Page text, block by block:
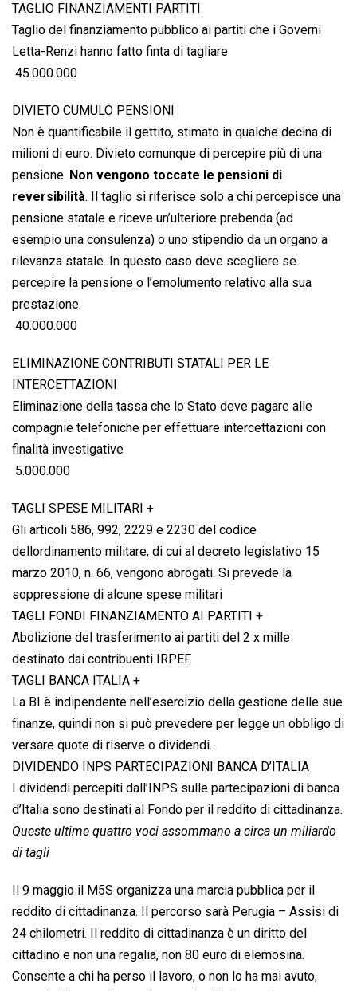
TAGLIO FINANZIAMENTI PARTITI
Taglio del finanziamento pubblico ai partiti che i Governi
Letta-Renzi hanno fatto finta di tagliare
 45.000.000
DIVIETO CUMULO PENSIONI
Non è quantificabile il gettito, stimato in qualche decina di
milioni di euro. Divieto comunque di percepire più di una
pensione. Non vengono toccate le pensioni di
reversibilità. Il taglio si riferisce solo a chi percepisce una
pensione statale e riceve un’ulteriore prebenda (ad
esempio una consulenza) o uno stipendio da un organo a
rilevanza statale. In questo caso deve scegliere se
percepire la pensione o l’emolumento relativo alla sua
prestazione.
 40.000.000
ELIMINAZIONE CONTRIBUTI STATALI PER LE
INTERCETTAZIONI
Eliminazione della tassa che lo Stato deve pagare alle
compagnie telefoniche per effettuare intercettazioni con
finalità investigative
 5.000.000
TAGLI SPESE MILITARI +
Gli articoli 586, 992, 2229 e 2230 del codice
dellordinamento militare, di cui al decreto legislativo 15
marzo 2010, n. 66, vengono abrogati. Si prevede la
soppressione di alcune spese militari
TAGLI FONDI FINANZIAMENTO AI PARTITI +
Abolizione del trasferimento ai partiti del 2 x mille
destinato dai contribuenti IRPEF.
TAGLI BANCA ITALIA +
La BI è indipendente nell’esercizio della gestione delle sue
finanze, quindi non si può prevedere per legge un obbligo di
versare quote di riserve o dividendi.
DIVIDENDO INPS PARTECIPAZIONI BANCA D’ITALIA
I dividendi percepiti dall’INPS sulle partecipazioni di banca
d’Italia sono destinati al Fondo per il reddito di cittadinanza.
Queste ultime quattro voci assommano a circa un miliardo
di tagli
Il 9 maggio il M5S organizza una marcia pubblica per il
reddito di cittadinanza. Il percorso sarà Perugia – Assisi di
24 chilometri. Il reddito di cittadinanza è un diritto del
cittadino e non una regalia, non 80 euro di elemosina.
Consente a chi ha perso il lavoro, o non lo ha mai avuto,